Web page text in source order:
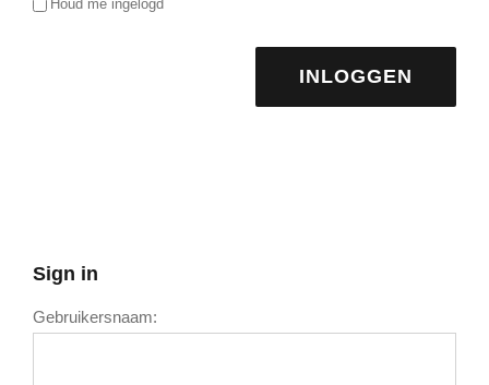
Houd me ingelogd
INLOGGEN
Sign in
Gebruikersnaam: